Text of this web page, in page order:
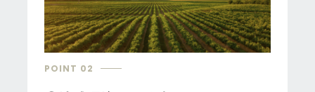
POINT 02